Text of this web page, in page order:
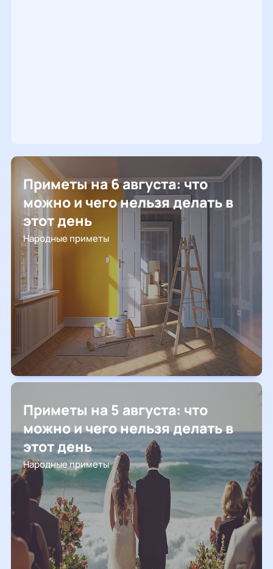
Приметы на 6 августа: что
можно и чего нельзя делать в
этот день
Народные приметы
Приметы на 5 августа: что
можно и чего нельзя делать в
этот день
Народные приметы